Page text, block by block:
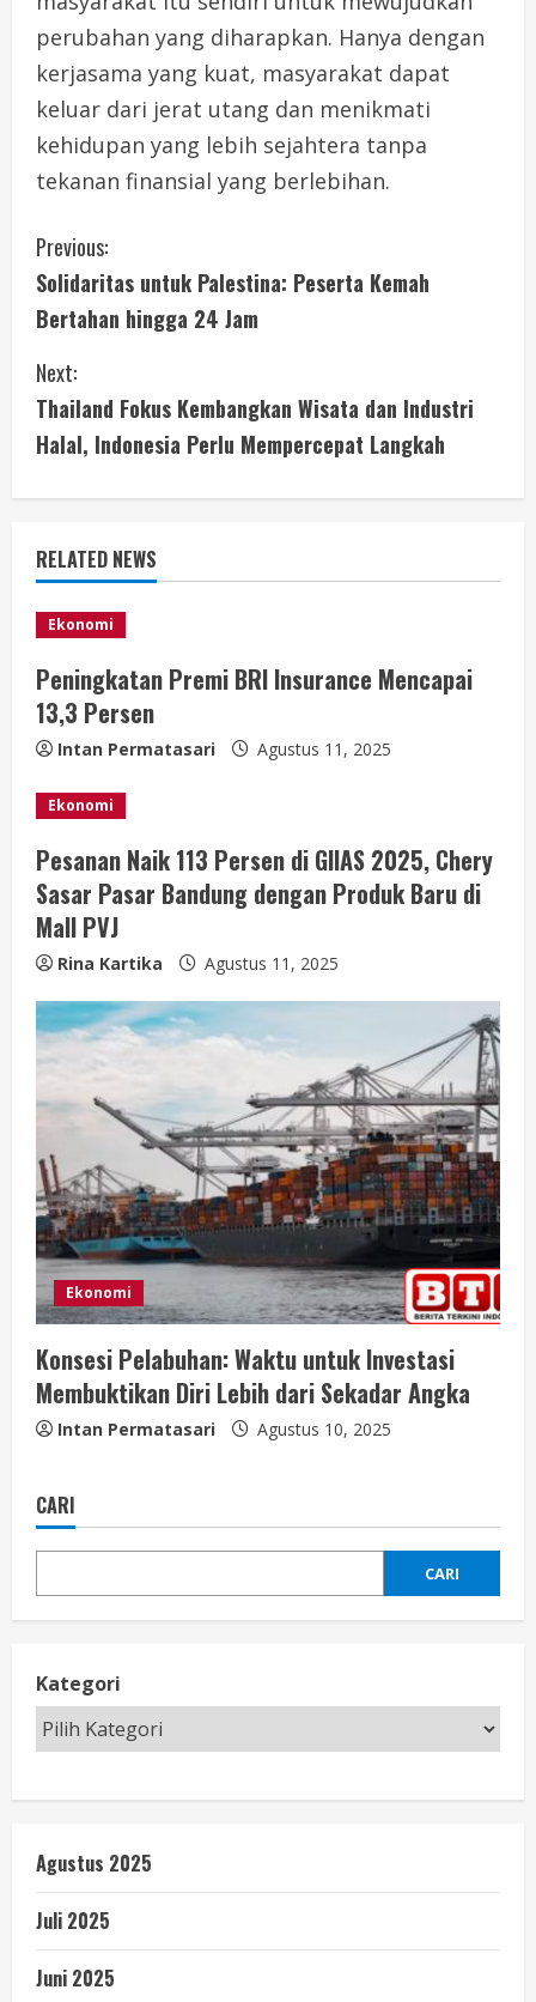
perubahan yang diharapkan. Hanya dengan
kerjasama yang kuat, masyarakat dapat
keluar dari jerat utang dan menikmati
kehidupan yang lebih sejahtera tanpa
tekanan finansial yang berlebihan.
C
o
n
t
i
n
u
e
R
e
a
d
i
n
g
Previous:
Solidaritas untuk Palestina: Peserta Kemah
Bertahan hingga 24 Jam
Next:
Thailand Fokus Kembangkan Wisata dan Industri
Halal, Indonesia Perlu Mempercepat Langkah
RELATED NEWS
Ekonomi
Peningkatan Premi BRI Insurance Mencapai
13,3 Persen
Intan Permatasari Agustus 11, 2025
Ekonomi
Pesanan Naik 113 Persen di GIIAS 2025, Chery
Sasar Pasar Bandung dengan Produk Baru di
Mall PVJ
Rina Kartika Agustus 11, 2025
Ekonomi
Konsesi Pelabuhan: Waktu untuk Investasi
Membuktikan Diri Lebih dari Sekadar Angka
Intan Permatasari Agustus 10, 2025
CARI
CARI
Kategori
Agustus 2025
Juli 2025
Juni 2025